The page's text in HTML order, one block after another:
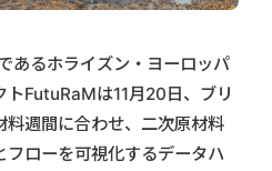
あるホライズン・ヨーロッパ
トFutuRaMは11月20日、ブリ
料週間に合わせ、二次原材料
ローを可視化するデータハ